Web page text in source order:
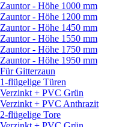
Zauntor - Höhe 1000 mm
Zauntor - Höhe 1200 mm
Zauntor - Höhe 1450 mm
Zauntor - Höhe 1550 mm
Zauntor - Höhe 1750 mm
Zauntor - Höhe 1950 mm
Für Gitterzaun
1-flügelige Türen
Verzinkt + PVC Grün
Verzinkt + PVC Anthrazit
2-flügelige Tore